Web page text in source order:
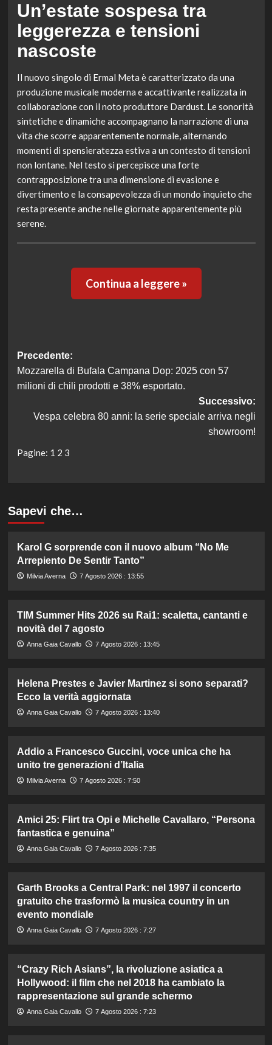
Un’estate sospesa tra
leggerezza e tensioni
nascoste
Il nuovo singolo di Ermal Meta è caratterizzato da una
produzione musicale moderna e accattivante realizzata in
collaborazione con il noto produttore Dardust. Le sonorità
sintetiche e dinamiche accompagnano la narrazione di una
vita che scorre apparentemente normale, alternando
momenti di spensieratezza estiva a un contesto di tensioni
non lontane. Nel testo si percepisce una forte
contrapposizione tra una dimensione di evasione e
divertimento e la consapevolezza di un mondo inquieto che
resta presente anche nelle giornate apparentemente più
serene.
Continua a leggere »
Navigazione
articolo
Precedente:
Mozzarella di Bufala Campana Dop: 2025 con 57
milioni di chili prodotti e 38% esportato.
Successivo:
Vespa celebra 80 anni: la serie speciale arriva negli
showroom!
Pagine: 1 2 3
Sapevi che…
Karol G sorprende con il nuovo album “No Me
Arrepiento De Sentir Tanto”
Milvia Averna 7 Agosto 2026 : 13:55
TIM Summer Hits 2026 su Rai1: scaletta, cantanti e
novità del 7 agosto
Anna Gaia Cavallo 7 Agosto 2026 : 13:45
Helena Prestes e Javier Martinez si sono separati?
Ecco la verità aggiornata
Anna Gaia Cavallo 7 Agosto 2026 : 13:40
Addio a Francesco Guccini, voce unica che ha
unito tre generazioni d’Italia
Milvia Averna 7 Agosto 2026 : 7:50
Amici 25: Flirt tra Opi e Michelle Cavallaro, “Persona
fantastica e genuina”
Anna Gaia Cavallo 7 Agosto 2026 : 7:35
Garth Brooks a Central Park: nel 1997 il concerto
gratuito che trasformò la musica country in un
evento mondiale
Anna Gaia Cavallo 7 Agosto 2026 : 7:27
“Crazy Rich Asians”, la rivoluzione asiatica a
Hollywood: il film che nel 2018 ha cambiato la
rappresentazione sul grande schermo
Anna Gaia Cavallo 7 Agosto 2026 : 7:23